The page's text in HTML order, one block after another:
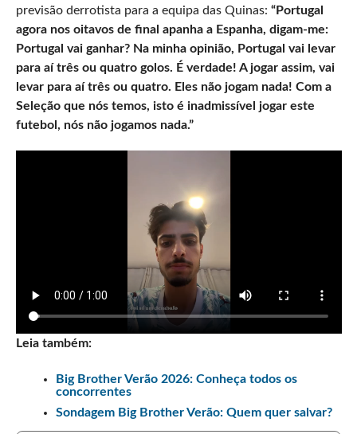
previsão derrotista para a equipa das Quinas: “Portugal
agora nos oitavos de final apanha a Espanha, digam-me:
Portugal vai ganhar? Na minha opinião, Portugal vai levar
para aí três ou quatro golos. É verdade! A jogar assim, vai
levar para aí três ou quatro. Eles não jogam nada! Com a
Seleção que nós temos, isto é inadmissível jogar este
futebol, nós não jogamos nada.”
Leia também:
Big Brother Verão 2026: Conheça todos os
concorrentes
Sondagem Big Brother Verão: Quem quer salvar?